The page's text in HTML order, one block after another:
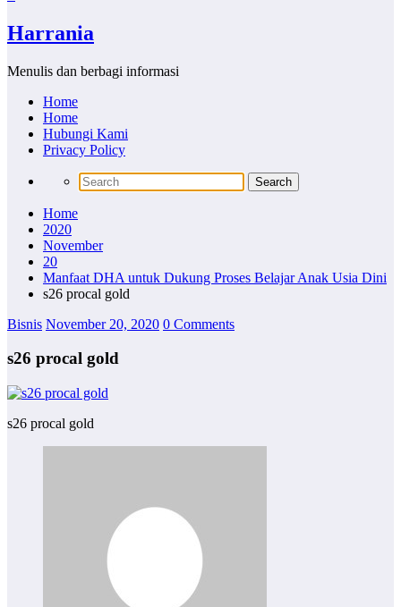
Harrania
Menulis dan berbagi informasi
Home
Home
Hubungi Kami
Privacy Policy
Home
2020
November
20
Manfaat DHA untuk Dukung Proses Belajar Anak Usia Dini
s26 procal gold
Bisnis November 20, 2020 0 Comments
s26 procal gold
s26 procal gold